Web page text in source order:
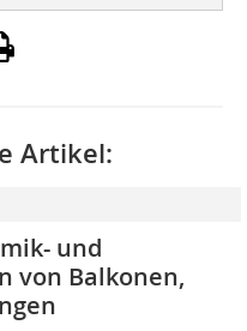
Artikel:
und
von Balkonen,